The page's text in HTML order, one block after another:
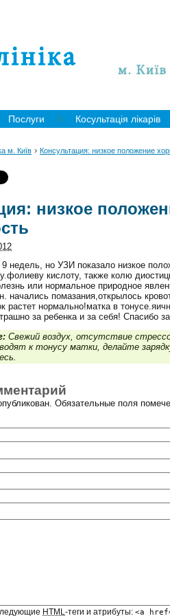
Послуги Косультація лікарів
м. Київ › Консультация: низкое положение
низкое
недель, но УЗИ показало низкое
кислоту, также колю
или нормальное природное
начались помазания,открылось
растет нормально!матка в
за ребенка и за себя! Спасибо
Свежий воздух, отсутствие
к тонусу матки, делайте
Обязательные поля
HTML-теги и атрибуты: <a